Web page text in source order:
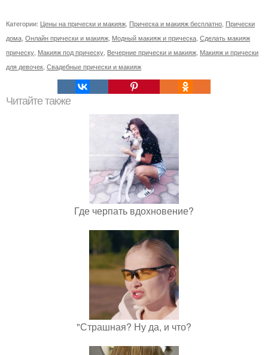
Категории: Цены на прически и макияж Прическа и макияж бесплатно Прически
дома Онлайн прически и макияж Модный макияж и прическа Сделать макияж
прическу Макияж под прическу Вечерние прически и макияж Макияж и прически
для девочек Свадебные прически и макияж
Читайте также
Где черпать вдохновение?
"Страшная? Ну да, и что?